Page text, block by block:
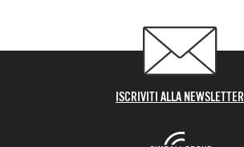
ISCRIVITI ALLA NEWSLETTER